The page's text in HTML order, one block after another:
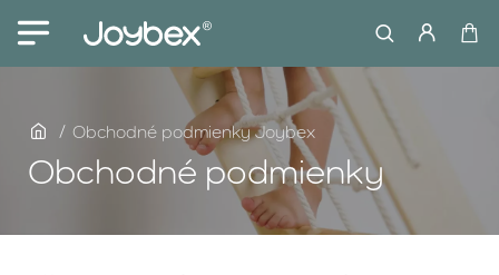
Obchodné podmienky
homeObchodné podmienky Joybex